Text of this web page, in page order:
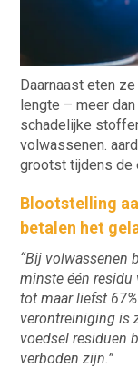
Daarnaast eten
lengte – meer
schadelijke
volwassenen.
grootst tijdens de
Blootstelling
betalen het
“Bij volwassenen
minste één
tot maar liefst
verontreiniging is
voedsel residuen
verboden zijn.”